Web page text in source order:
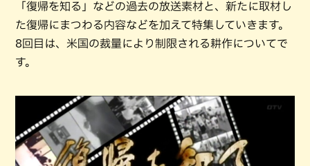
「復帰を知る」などの過去の放送素材と、新たに取材し
た復帰にまつわる内容などを加えて特集していきます。
8回目は、米国の裁量により制限される耕作についてで
す。